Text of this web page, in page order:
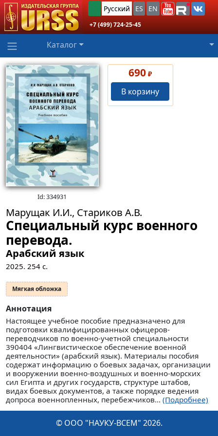
Русский ES EN
+7 (499) 724-25-45
Каталог
Id: 334931
690 ₽
В корзину
Марущак И.И., Стариков А.В.
Специальный курс военного
перевода.
Арабский язык
2025. 254 с.
Мягкая обложка
Аннотация
Настоящее учебное пособие предназначено для
подготовки квалифицированных офицеров-
переводчиков по военно-учетной специальности
390404 «Лингвистическое обеспечение военной
деятельности» (арабский язык). Материалы пособия
содержат информацию о боевых задачах, организации
и вооружении военно-воздушных и военно-морских
сил Египта и других государств, структуре штабов,
видах боевых документов, а также порядке ведения
допроса военнопленных, перебежчиков... (Подробнее)
© ООО "НАУКУ-ВСЕМ" 2026.